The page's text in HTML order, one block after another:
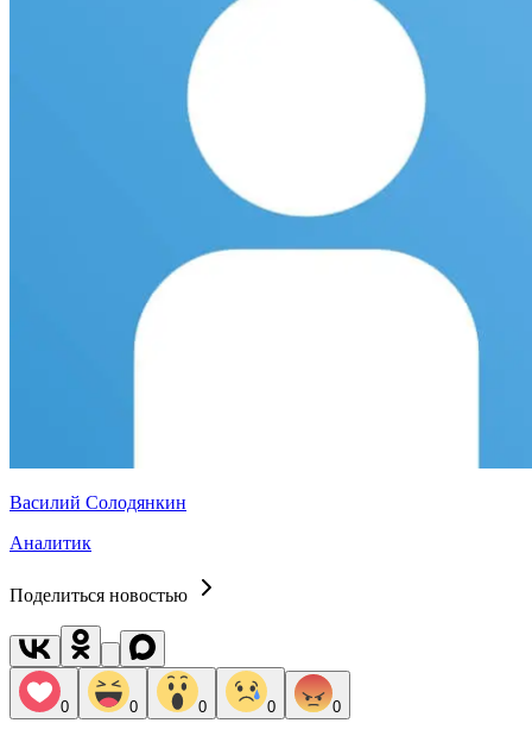
Василий Солодянкин
Аналитик
Поделиться новостью
0 0 0 0 0